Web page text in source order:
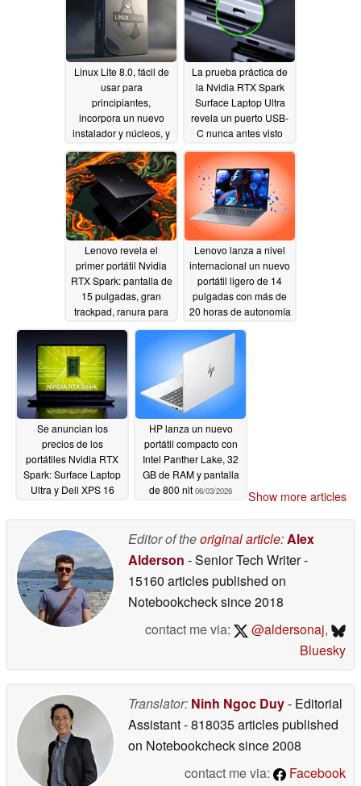
Linux Lite 8.0, fácil de
usar para
principiantes,
incorpora un nuevo
instalador y núcleos, y
06/03/2026
La prueba práctica de
la Nvidia RTX Spark
Surface Laptop Ultra
revela un puerto USB-
C nunca antes visto
06/03/2026
Lenovo revela el
primer portátil Nvidia
RTX Spark: pantalla de
15 pulgadas, gran
trackpad, ranura para
06/03/2026
Lenovo lanza a nivel
internacional un nuevo
portátil ligero de 14
pulgadas con más de
20 horas de autonomía
06/03/2026
Se anuncian los
precios de los
portátiles Nvidia RTX
Spark: Surface Laptop
Ultra y Dell XPS 16
HP lanza un nuevo
portátil compacto con
Intel Panther Lake, 32
GB de RAM y pantalla
de 800 nit 06/03/2026 Show more articles
Editor of theoriginal article:Alex
Alderson - Senior Tech Writer-
15160 articles published on
Notebookchecksince 2018
contact me via:
@aldersonaj,
Bluesky
Translator: Ninh Ngoc Duy- Editorial
Assistant- 818035 articles published
on Notebookchecksince 2008
contact me via:
Facebook